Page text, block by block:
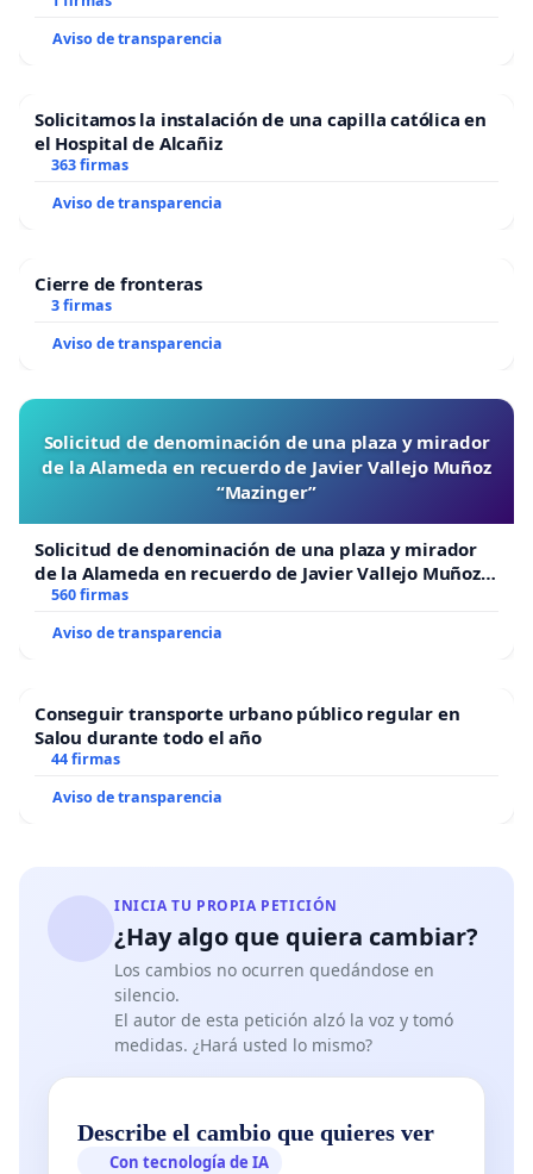
Aviso de transparencia
Solicitamos la instalación de una capilla católica en
el Hospital de Alcañiz
363 firmas
Aviso de transparencia
Cierre de fronteras
3 firmas
Aviso de transparencia
Solicitud de denominación de una plaza y mirador
de la Alameda en recuerdo de Javier Vallejo Muñoz
“Mazinger”
Solicitud de denominación de una plaza y mirador
de la Alameda en recuerdo de Javier Vallejo Muñoz
“Mazinger”
560 firmas
Aviso de transparencia
Conseguir transporte urbano público regular en
Salou durante todo el año
44 firmas
Aviso de transparencia
INICIA TU PROPIA PETICIÓN
¿Hay algo que quiera cambiar?
Los cambios no ocurren quedándose en
silencio.
El autor de esta petición alzó la voz y tomó
medidas. ¿Hará usted lo mismo?
Describe el cambio que quieres ver
Con tecnología de IA